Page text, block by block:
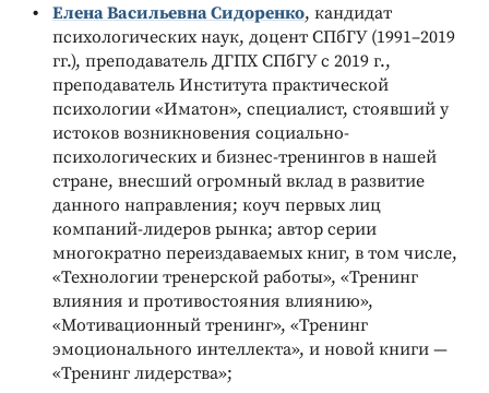
Елена Васильевна Сидоренко, кандидат
психологических наук, доцент СПбГУ (1991–2019
гг.), преподаватель ДГПХ СПбГУ с 2019 г.,
преподаватель Института практической
психологии «Иматон», специалист, стоявший у
истоков возникновения социально-
психологических и бизнес-тренингов в нашей
стране, внесший огромный вклад в развитие
данного направления; коуч первых лиц
компаний-лидеров рынка; автор серии
многократно переиздаваемых книг, в том числе,
«Технологии тренерской работы», «Тренинг
влияния и противостояния влиянию»,
«Мотивационный тренинг», «Тренинг
эмоционального интеллекта», и новой книги —
«Тренинг лидерства»;